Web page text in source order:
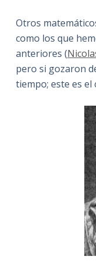
d
o
Otros
como los que
anteriores (
pero si gozaron
tiempo; este es el